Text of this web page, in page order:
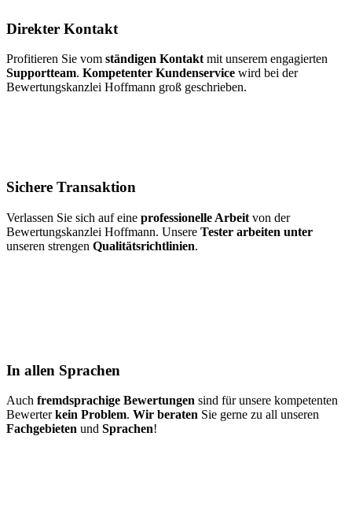
Direkter Kontakt
Profitieren Sie vom ständigen Kontaktmit unserem engagierten
Supportteam. Kompetenter Kundenservice wird bei der
Bewertungskanzlei Hoffmann groß geschrieben.
Sichere Transaktion
Verlassen Sie sich auf eine professionelle Arbeit von der
Bewertungskanzlei Hoffmann. Unsere Tester arbeiten unter
unseren strengen Qualitätsrichtlinien.
In allen Sprachen
Auch fremdsprachige Bewertungen sind für unsere kompetenten
Bewerterkein Problem. Wir beraten Sie gerne zu all unseren
Fachgebieten und Sprachen!